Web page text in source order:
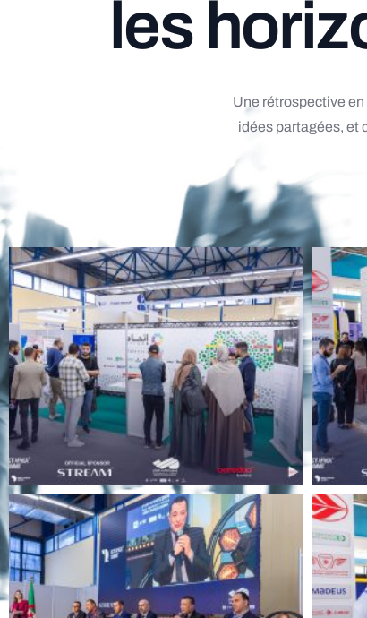
Exposants
es horiz
Une rétrospective en
idées partagées, et